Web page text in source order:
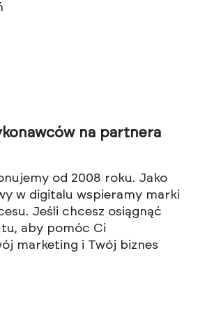
na partnera
od 2008 roku. Jako
w digitalu wspieramy marki
Jeśli chcesz osiągnąć
aby pomóc Ci
marketing i Twój biznes